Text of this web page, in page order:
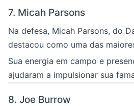
7. Micah Parsons
Na defesa, Micah Parsons, do
destacou como uma das
Sua energia em campo e
ajudaram a impulsionar sua
8. Joe Burrow